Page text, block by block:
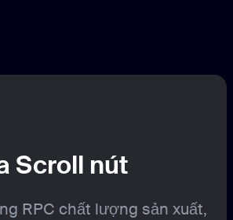
Scroll nút
RPC chất lượng sản xuất,